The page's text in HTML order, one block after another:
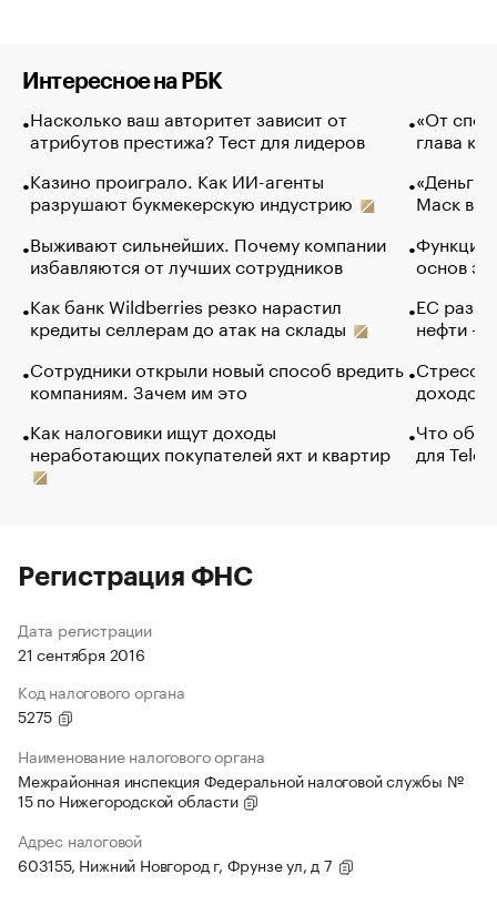
Интересное на РБК
Насколько ваш авторитет зависит от
атрибутов престижа? Тест для лидеров
Казино проиграло. Как ИИ-агенты
разрушают букмекерскую индустрию
Выживают сильнейших. Почему компании
избавляются от лучших сотрудников
Как банк Wildberries резко нарастил
кредиты селлерам до атак на склады
Сотрудники открыли новый способ вредить
компаниям. Зачем им это
Как налоговики ищут доходы
неработающих покупателей яхт и квартир
«От
глава
«Деньги
Маск в
Функции
основ
ЕС
нефти —
Стресс
доходов
Что
для
Регистрация ФНС
Дата регистрации
21 сентября 2016
Код налогового органа
5275
Наименование налогового органа
Межрайонная инспекция Федеральной налоговой службы №
15 по Нижегородской области
Адрес налоговой
603155, Нижний Новгород г, Фрунзе ул, д 7